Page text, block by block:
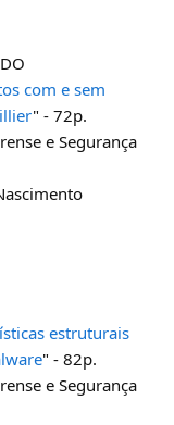
com e sem
" - 72p.
e Segurança
estruturais
" - 82p.
e Segurança